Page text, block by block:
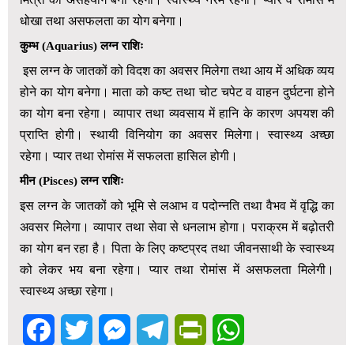
धोखा तथा असफलता का योग बनेगा।
कुम्भ(Aquarius)लग्न राशिः
इस लग्न के जातकों को विदश का अवसर मिलेगा तथा आय में अधिक व्यय
होने का योग बनेगा। माता को कष्ट तथा चोट चपेट व वाहन दुर्घटना होने
का योग बना रहेगा। व्यापार तथा व्यवसाय में हानि के कारण अपयश की
प्राप्ति होगी। स्थायी विनियोग का अवसर मिलेगा। स्वास्थ्य अच्छा
रहेगा। प्यार तथा रोमांस में सफलता हासिल होगी।
मीन(Pisces)लग्न राशिः
इस लग्न के जातकों को भूमि से लआभ व पदोन्नति तथा वैभव में वृद्धि का
अवसर मिलेगा। व्यापार तथा सेवा से धनलाभ होगा। पराक्रम में बढ़ोतरी
का योग बन रहा है। पिता के लिए कष्टप्रद तथा जीवनसाथी के स्वास्थ्य
को लेकर भय बना रहेगा। प्यार तथा रोमांस में असफलता मिलेगी।
स्वास्थ्य अच्छा रहेगा।
FacebookTwitter MessengerTelegramPrintFriendly